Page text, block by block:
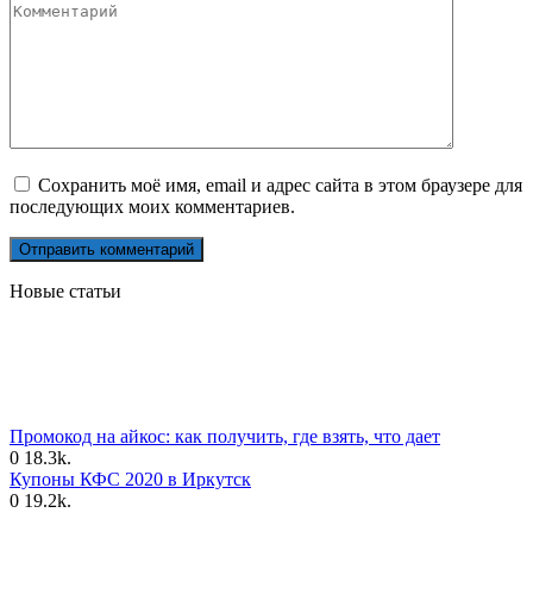
Сохранить моё имя, email и адрес сайта в этом браузере для
последующих моих комментариев.
Новые статьи
Промокод на айкос: как получить, где взять, что дает
0 18.3k.
Купоны КФС 2020 в Иркутск
0 19.2k.